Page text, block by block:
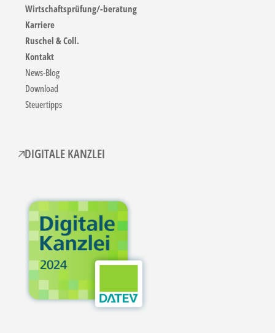
Wirtschaftsprüfung/-beratung
Karriere
Ruschel & Coll.
Kontakt
News-Blog
Download
Steuertipps
DIGITALE KANZLEI